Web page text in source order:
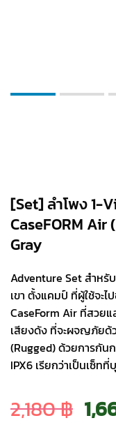
[Set] ลำโพง 1-
CaseFORM Air
Gray
Adventure Set สำหรั
เขา ตั้งแคมป์ ที่ผู้ใช้จะไ
CaseForm Air ที่สวยแ
เสียงดัง ที่จะผจญภัยด้
(Rugged) ด้วยการกัน
IPX6 เรียกว่าเป็นเซ็ท
2,180฿